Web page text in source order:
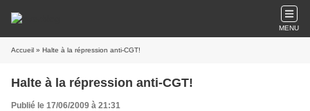
MENU
Accueil » Halte à la répression anti-CGT!
Halte à la répression anti-CGT!
Publié le 17/06/2009 à 21:31